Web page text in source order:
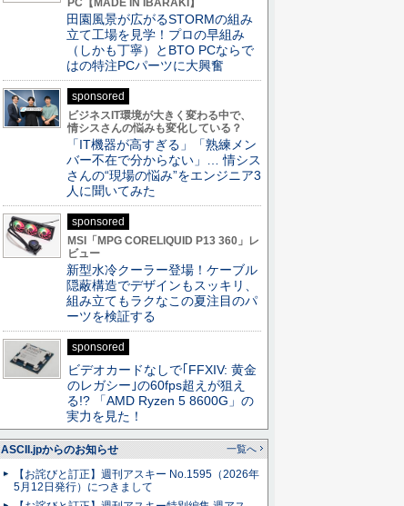
PC【MADE IN IBARAKI】
田園風景が広がるSTORMの組み
立て工場を見学！プロの早組み
（しかも丁寧）とBTO PCならで
はの特注PCパーツに大興奮
sponsored
ビジネスIT環境が大きく変わる中で、
情シスさんの悩みも変化している？
「IT機器が高すぎる」「熟練メン
バー不在で分からない」… 情シス
さんの“現場の悩み”をエンジニア3
人に聞いてみた
sponsored
MSI「MPG CORELIQUID P13 360」レ
ビュー
新型水冷クーラー登場！ケーブル
隠蔽構造でデザインもスッキリ、
組み立てもラクなこの夏注目のパ
ーツを検証する
sponsored
ビデオカードなしで｢FFXIV: 黄金
のレガシー｣の60fps超えが狙え
る!? 「AMD Ryzen 5 8600G」の
実力を見た！
ASCII.jpからのお知らせ 一覧へ
【お詫びと訂正】週刊アスキー No.1595（2026年
5月12日発行）につきまして